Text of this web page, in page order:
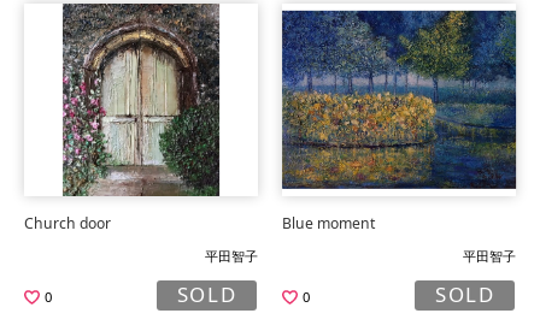
Church door
平田智子
0 SOLD
Blue moment
平田智子
0 SOLD